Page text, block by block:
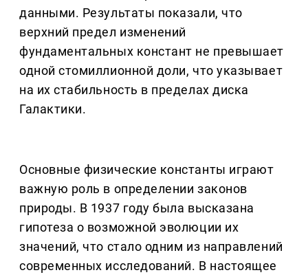
данными. Результаты показали, что
верхний предел изменений
фундаментальных констант не превышает
одной стомиллионной доли, что указывает
на их стабильность в пределах диска
Галактики.
Основные физические константы играют
важную роль в определении законов
природы. В 1937 году была высказана
гипотеза о возможной эволюции их
значений, что стало одним из направлений
современных исследований. В настоящее